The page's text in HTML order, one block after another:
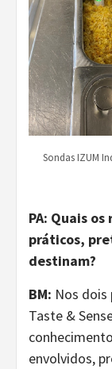
Sondas IZUM
PA: Quais
práticos,
destinam?
BM: Nos dois
Taste &
envolvidos,